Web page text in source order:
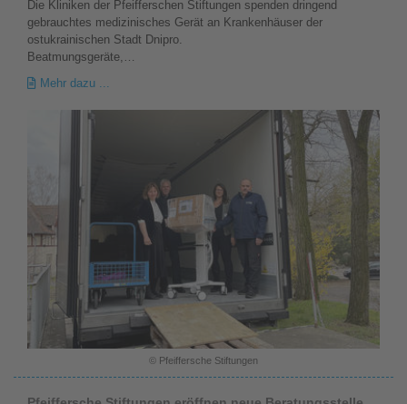
Die Kliniken der Pfeifferschen Stiftungen spenden dringend
gebrauchtes medizinisches Gerät an Krankenhäuser der
ostukrainischen Stadt Dnipro.
Beatmungsgeräte,…
Mehr dazu ...
© Pfeiffersche Stiftungen